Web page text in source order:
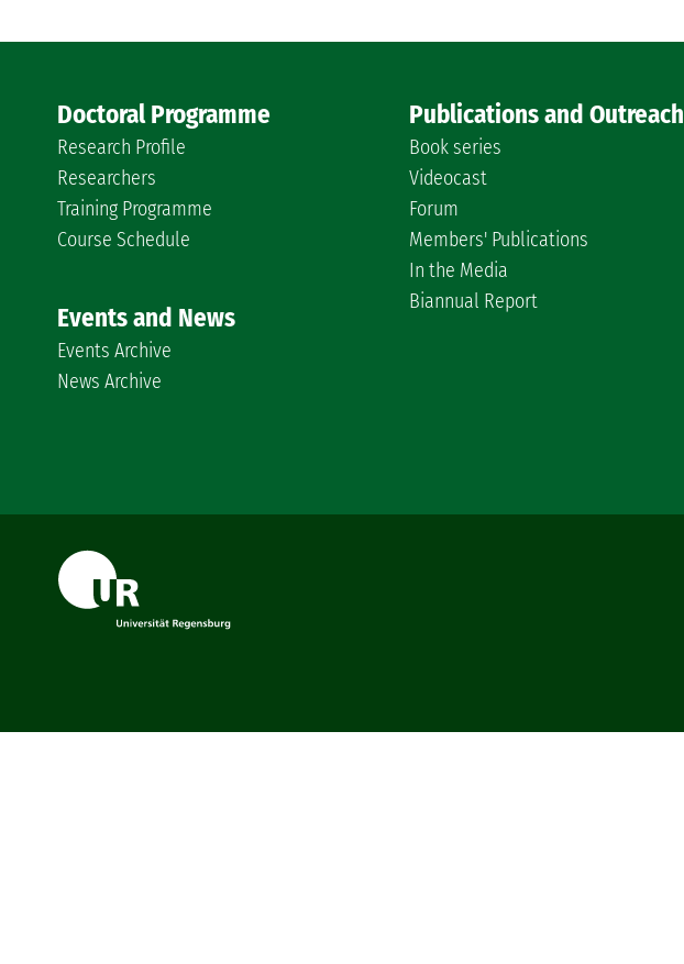
Doctoral Programme
Research Profile
Researchers
Training Programme
Course Schedule
Events and News
Events Archive
News Archive
Publications and Outreach
Book series
Videocast
Forum
Members' Publications
In the Media
Biannual Report